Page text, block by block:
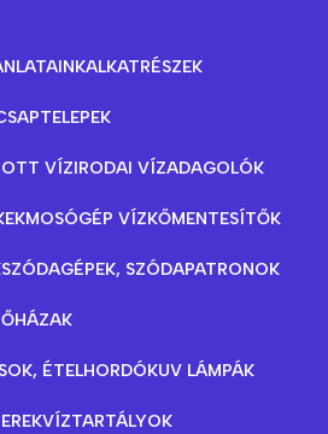
ALKATRÉSZEK
VÍZIRODAI VÍZADAGOLÓK
MOSÓGÉP VÍZKŐMENTESÍTŐK
SZÓDAGÉPEK, SZÓDAPATRONOK
ÉTELHORDÓKUV LÁMPÁK
VÍZTARTÁLYOK